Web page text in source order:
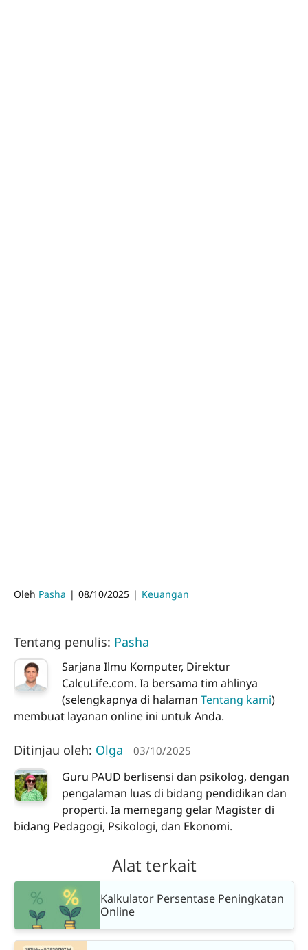
Oleh Pasha | 08/10/2025 | Keuangan
Tentang penulis: Pasha
Sarjana Ilmu Komputer, Direktur
CalcuLife.com. Ia bersama tim ahlinya
(selengkapnya di halaman Tentang kami)
membuat layanan online ini untuk Anda.
Ditinjau oleh: Olga 03/10/2025
Guru PAUD berlisensi dan psikolog, dengan
pengalaman luas di bidang pendidikan dan
properti. Ia memegang gelar Magister di
bidang Pedagogi, Psikologi, dan Ekonomi.
Alat terkait
Kalkulator Persentase Peningkatan
Online